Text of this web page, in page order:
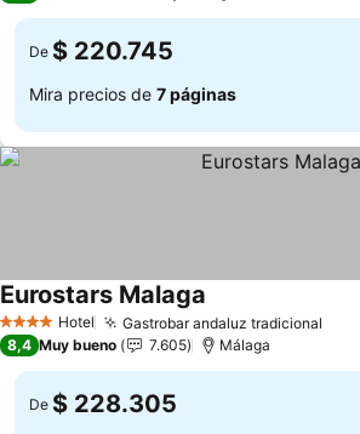
De $ 220.745
Mira precios de 7 páginas
4 EstrellasHotel Gastrobar andaluz tradicional
Eurostars Malaga
8,4 Muy bueno 7.605 Málaga
De $ 228.305